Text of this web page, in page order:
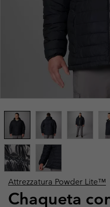
Attrezzatura Powder Lite™
Chaqueta